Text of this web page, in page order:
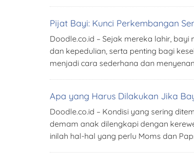
Pijat Bayi: Kunci Perkembangan
Doodle.co.id – Sejak mereka lahir,
dan kepedulian, serta penting bagi
menjadi cara sederhana dan
Apa yang Harus Dilakukan Jika
Doodle.co.id – Kondisi yang sering
demam anak dilengkapi dengan
inilah hal-hal yang perlu Moms dan